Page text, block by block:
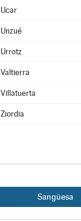
Ucar
Unzué
Urrotz
Valtierra
Villatuerta
Ziordia
Sangüesa